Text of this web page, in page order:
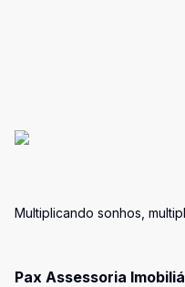
Multiplicando sonhos,
Pax Assessoria